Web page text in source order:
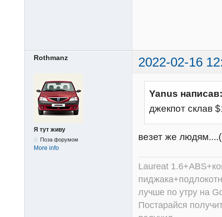
Rothmanz 2022-02-16
Я тут живу
Поза форумом
More info
Yanus написав:
джекпот cклав
везет же
Laureat
лучше по утру на
Постарайся